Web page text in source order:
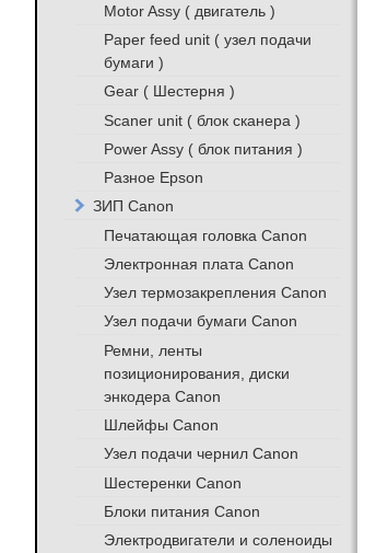
Motor Assy ( двигатель )
Paper feed unit ( узел подачи
бумаги )
Gear ( Шестерня )
Scaner unit ( блок сканера )
Power Assy ( блок питания )
Разное Epson
ЗИП Canon
Печатающая головка Canon
Электронная плата Canon
Узел термозакрепления Canon
Узел подачи бумаги Canon
Ремни, ленты
позиционирования, диски
энкодера Canon
Шлейфы Canon
Узел подачи чернил Canon
Шестеренки Canon
Блоки питания Canon
Электродвигатели и соленоиды